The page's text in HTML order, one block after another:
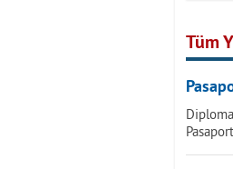
Tüm